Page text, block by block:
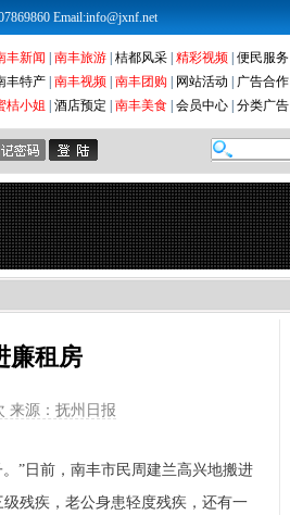
Email:info@jxnf.net
丰新闻 南丰旅游 桔都风采 精彩视频 便民服务
丰特产 南丰视频 南丰团购 网站活动 广告合作
桔小姐 酒店预定 南丰美食 会员中心 分类广告
廉租房
来源：抚州日报
”日前，南丰市民周建兰高兴地搬进
残疾，老公身患轻度残疾，还有一